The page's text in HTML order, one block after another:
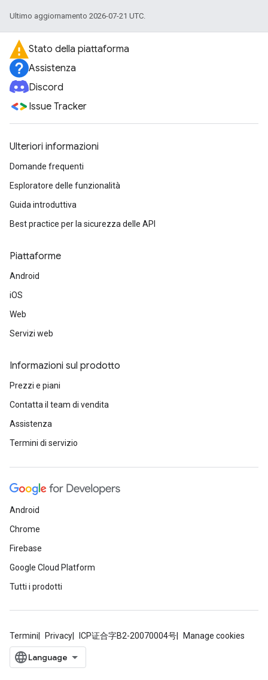
Ultimo aggiornamento 2026-07-21 UTC.
Stato della piattaforma
Assistenza
Discord
Issue Tracker
Ulteriori informazioni
Domande frequenti
Esploratore delle funzionalità
Guida introduttiva
Best practice per la sicurezza delle API
Piattaforme
Android
iOS
Web
Servizi web
Informazioni sul prodotto
Prezzi e piani
Contatta il team di vendita
Assistenza
Termini di servizio
Android
Chrome
Firebase
Google Cloud Platform
Tutti i prodotti
Termini Privacy ICP证合字B2-20070004号 Manage cookies